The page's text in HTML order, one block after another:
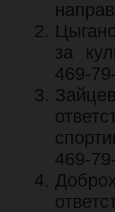
за
469-
469-